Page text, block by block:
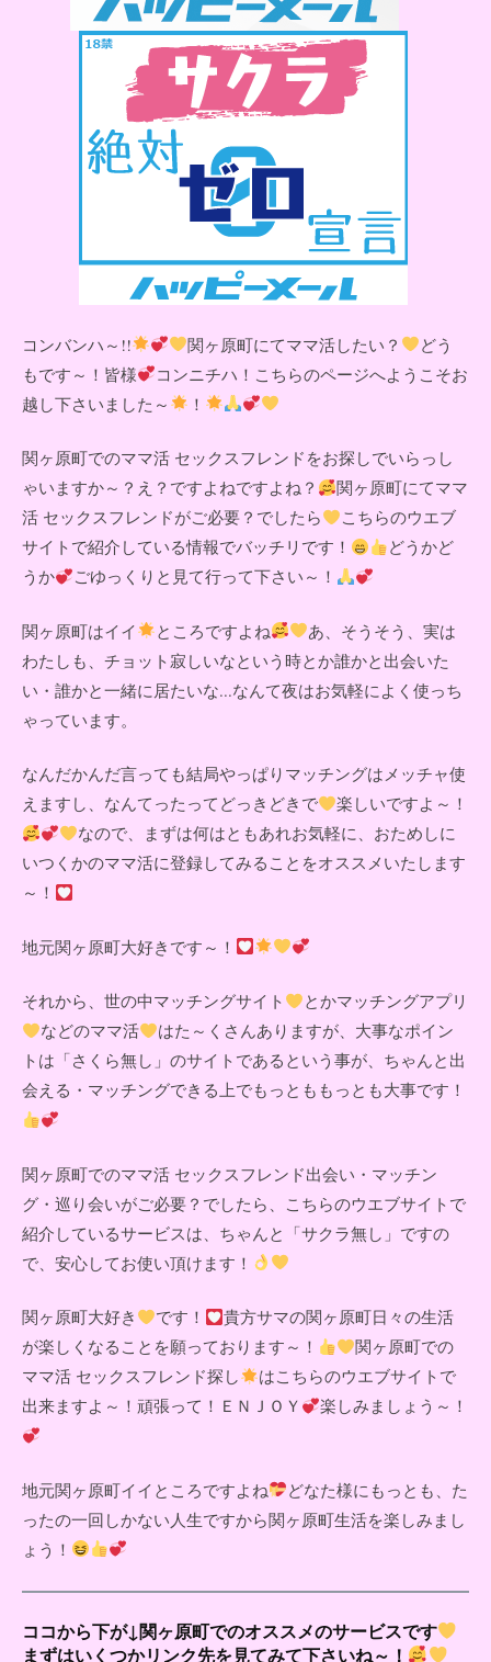
コンバンハ～!! 関ヶ原町にてママ活したい？
どう
もです～！皆様
コンニチハ！こちらのページへようこそお
越し下さいました～
！
関ヶ原町でのママ活 セックスフレンドをお探しでいらっし
ゃいますか～？え？ですよねですよね？
関ヶ原町にてママ
活 セックスフレンドがご必要？でしたら
こちらのウエブ
サイトで紹介している情報でバッチリです！
どうかど
うか
ごゆっくりと見て行って下さい～！
関ヶ原町はイイ ところですよね
あ、そうそう、実は
わたしも、チョット寂しいなという時とか誰かと出会いた
い・誰かと一緒に居たいな...なんて夜はお気軽によく使っち
ゃっています。
なんだかんだ言っても結局やっぱりマッチングはメッチャ使
えますし、なんてったってどっきどきで
楽しいですよ～！
なので、まずは何はともあれお気軽に、おためしに
いつくかのママ活に登録してみることをオススメいたします
～！
地元関ヶ原町大好きです～！
それから、世の中マッチングサイト
とかマッチングアプリ
などのママ活
はた～くさんありますが、大事なポイン
トは「さくら無し」のサイトであるという事が、ちゃんと出
会える・マッチングできる上でもっとももっとも大事です！
関ヶ原町でのママ活 セックスフレンド出会い・マッチン
グ・巡り会いがご必要？でしたら、こちらのウエブサイトで
紹介しているサービスは、ちゃんと「サクラ無し」ですの
で、安心してお使い頂けます！
関ヶ原町大好き です！
貴方サマの関ヶ原町日々の生活
が楽しくなることを願っております～！
関ヶ原町での
ママ活 セックスフレンド探し
はこちらのウエブサイトで
出来ますよ～！頑張って！ＥＮＪＯＹ
楽しみましょう～！
地元関ヶ原町イイところですよね
どなた様にもっとも、た
ったの一回しかない人生ですから関ヶ原町生活を楽しみまし
ょう！
ココから下が↓関ヶ原町でのオススメのサービスです
まずはいくつかリンク先を見てみて下さいね～！